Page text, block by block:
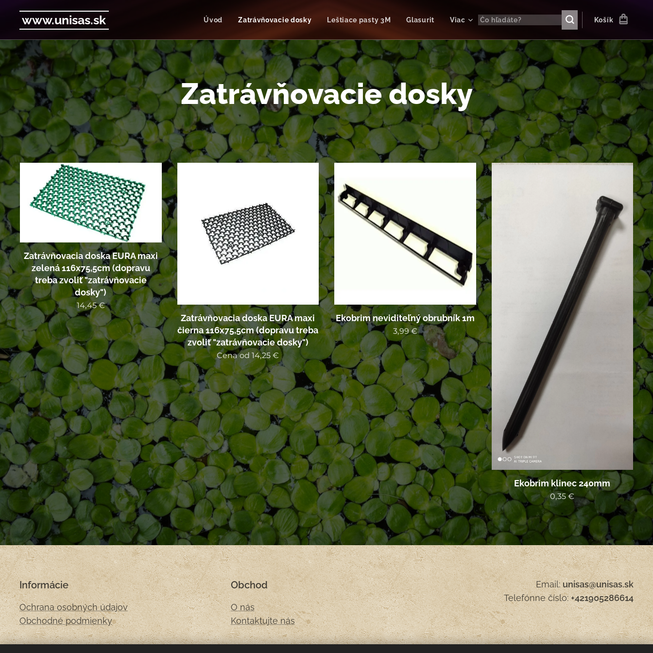
www.unisas.sk Úvod Zatrávňovacie dosky Leštiace pasty 3M Glasurit Viac Košík
Zatrávňovacie dosky
Zatrávňovacia doska EURA maxi
zelená 116x75,5cm (dopravu
treba zvoliť "zatrávňovacie
dosky")
14,45€
Zatrávňovacia doska EURA maxi
čierna 116x75,5cm (dopravu treba
zvoliť "zatrávňovacie dosky")
Cena od14,25€
Ekobrim neviditeľný obrubník 1m
3,99€
Ekobrim klinec 240mm
0,35 €
Informácie
Ochrana osobných údajov
Obchodné podmienky
Obchod
O nás
Kontaktujte nás
Email:unisas@unisas.sk
Telefónne číslo:+421905286614